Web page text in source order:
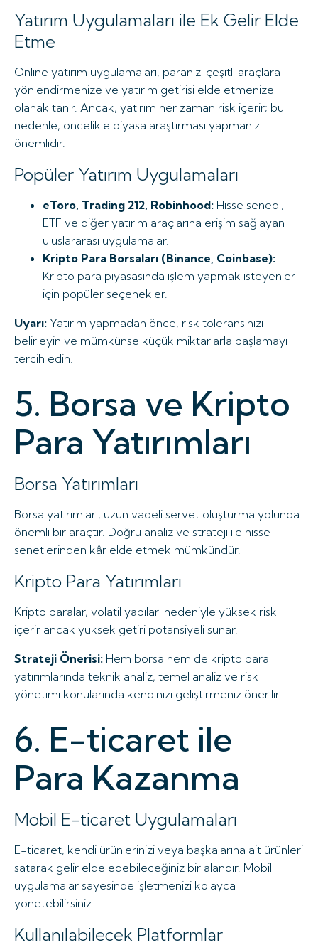
Yatırım Uygulamaları ile Ek Gelir Elde
Etme
Online yatırım uygulamaları, paranızı çeşitli araçlara
yönlendirmenize ve yatırım getirisi elde etmenize
olanak tanır. Ancak, yatırım her zaman risk içerir; bu
nedenle, öncelikle piyasa araştırması yapmanız
önemlidir.
Popüler Yatırım Uygulamaları
eToro, Trading 212, Robinhood: Hisse senedi,
ETF ve diğer yatırım araçlarına erişim sağlayan
uluslararası uygulamalar.
Kripto Para Borsaları (Binance, Coinbase):
Kripto para piyasasında işlem yapmak isteyenler
için popüler seçenekler.
Uyarı: Yatırım yapmadan önce, risk toleransınızı
belirleyin ve mümkünse küçük miktarlarla başlamayı
tercih edin.
5. Borsa ve Kripto
Para Yatırımları
Borsa Yatırımları
Borsa yatırımları, uzun vadeli servet oluşturma yolunda
önemli bir araçtır. Doğru analiz ve strateji ile hisse
senetlerinden kâr elde etmek mümkündür.
Kripto Para Yatırımları
Kripto paralar, volatil yapıları nedeniyle yüksek risk
içerir ancak yüksek getiri potansiyeli sunar.
Strateji Önerisi: Hem borsa hem de kripto para
yatırımlarında teknik analiz, temel analiz ve risk
yönetimi konularında kendinizi geliştirmeniz önerilir.
6. E-ticaret ile
Para Kazanma
Mobil E-ticaret Uygulamaları
E-ticaret, kendi ürünlerinizi veya başkalarına ait ürünleri
satarak gelir elde edebileceğiniz bir alandır. Mobil
uygulamalar sayesinde işletmenizi kolayca
yönetebilirsiniz.
Kullanılabilecek Platformlar